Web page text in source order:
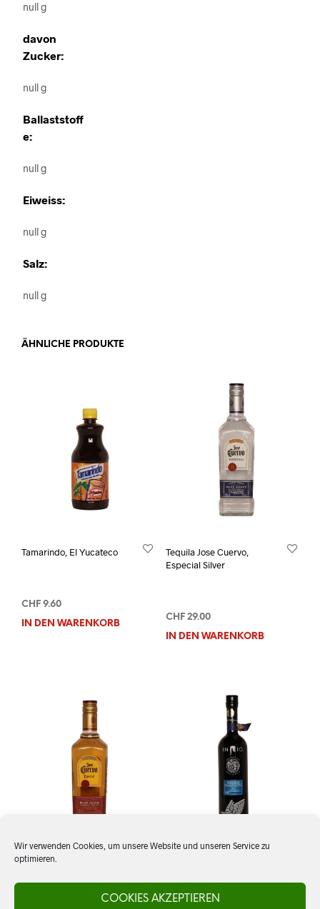
Wir verwenden Cookies, um unsere Website und unseren Service zu
optimieren.
COOKIES AKZEPTIEREN
null g
davon
Zucker:
null g
Ballaststoff
e:
null g
Eiweiss:
null g
Salz:
null g
ÄHNLICHE PRODUKTE
Tamarindo, El Yucateco
CHF 9.60
IN DEN WARENKORB
Tequila Jose Cuervo,
Especial Silver
CHF29.00
IN DEN WARENKORB
Especial Reposado
Blanco